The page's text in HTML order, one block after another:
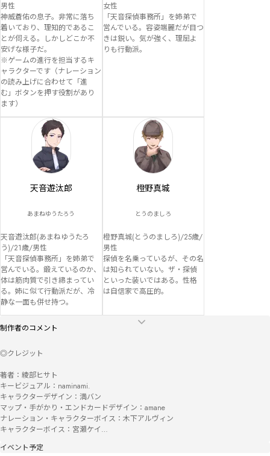
男性
神威蒼佑の息子。非常に落ち
着いており、理知的であるこ
とが伺える。しかしどこか不
安げな様子だ。
※ゲームの進行を担当するキ
ャラクターです（ナレーション
の読み上げに合わせて「進
む」ボタンを押す役割があり
ます）
女性
「天音探偵事務所」を姉弟で
営んでいる。容姿端麗だが目つ
きは鋭い。気が強く、理屈よ
りも行動派。
天音遊汰郎
あまねゆうたろう
天音遊汰郎(あまねゆうたろ
う)/21歳/男性
「天音探偵事務所」を姉弟で
営んでいる。鍛えているのか、
体は筋肉質で引き締まってい
る。姉に似て行動派だが、冷
静な一面も併せ持つ。
橙野真城
とうのましろ
橙野真城(とうのましろ)/25歳/
男性
探偵を名乗っているが、その名
は知られていない。ザ・探偵
といった装いではある。性格
は自信家で高圧的。
制作者のコメント
◎クレジット
著者：綾部ヒサト
キービジュアル：naminami.
キャラクターデザイン：満バン
マップ・手がかり・エンドカードデザイン：amane
ナレーション・キャラクターボイス：木下アルヴィン
キャラクターボイス：宮瀬ケイ
イベント予定